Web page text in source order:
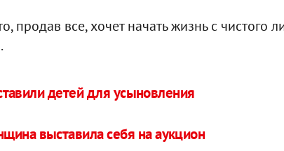
продав все, хочет начать жизнь с чистого
детей для усыновления
выставила себя на аукцион